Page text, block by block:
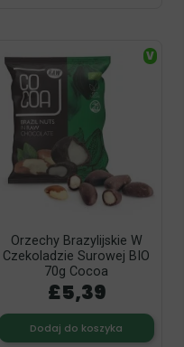
Orzechy Brazylijskie W
Czekoladzie Surowej BIO
70g Cocoa
£5,39
Dodaj do koszyka
V